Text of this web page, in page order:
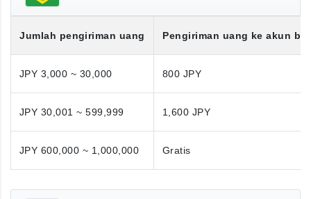
Jumlah pengiriman uang Pengiriman uang ke akun
JPY 3,000 ~ 30,000 800 JPY
JPY 30,001 ~ 599,999 1,600 JPY
JPY 600,000 ~ 1,000,000 Gratis